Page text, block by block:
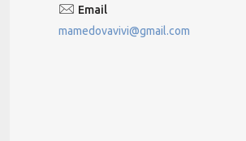
mamedovavivi@gmail.com